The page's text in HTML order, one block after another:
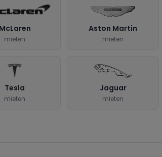
McLaren
mieten
Aston Martin
mieten
Tesla
mieten
Jaguar
mieten